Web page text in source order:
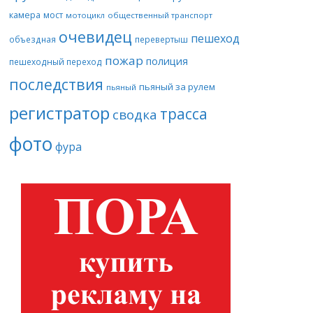
камера мост мотоцикл общественный транспорт
объездная очевидец перевертыш пешеход
пешеходный переход пожар полиция
последствия пьяный пьяный за рулем
регистратор сводка трасса
фото фура